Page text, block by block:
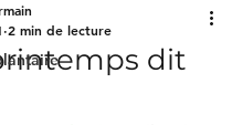
dit
2 min de lecture